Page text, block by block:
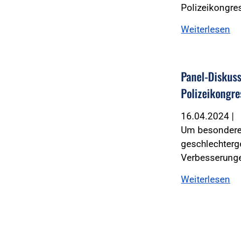
Weiterlesen
Panel-
16.04.2024 |
Um
Weiterlesen